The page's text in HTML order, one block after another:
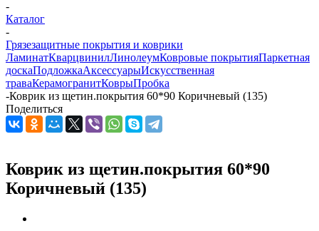
-
Каталог
-
Грязезащитные покрытия и коврики
ЛаминатКварцвинилЛинолеумКовровые покрытияПаркетная
доскаПодложкаАксессуарыИскусственная
траваКерамогранитКоврыПробка
-Коврик из щетин.покрытия 60*90 Коричневый (135)
Поделиться
Коврик из щетин.покрытия 60*90
Коричневый (135)